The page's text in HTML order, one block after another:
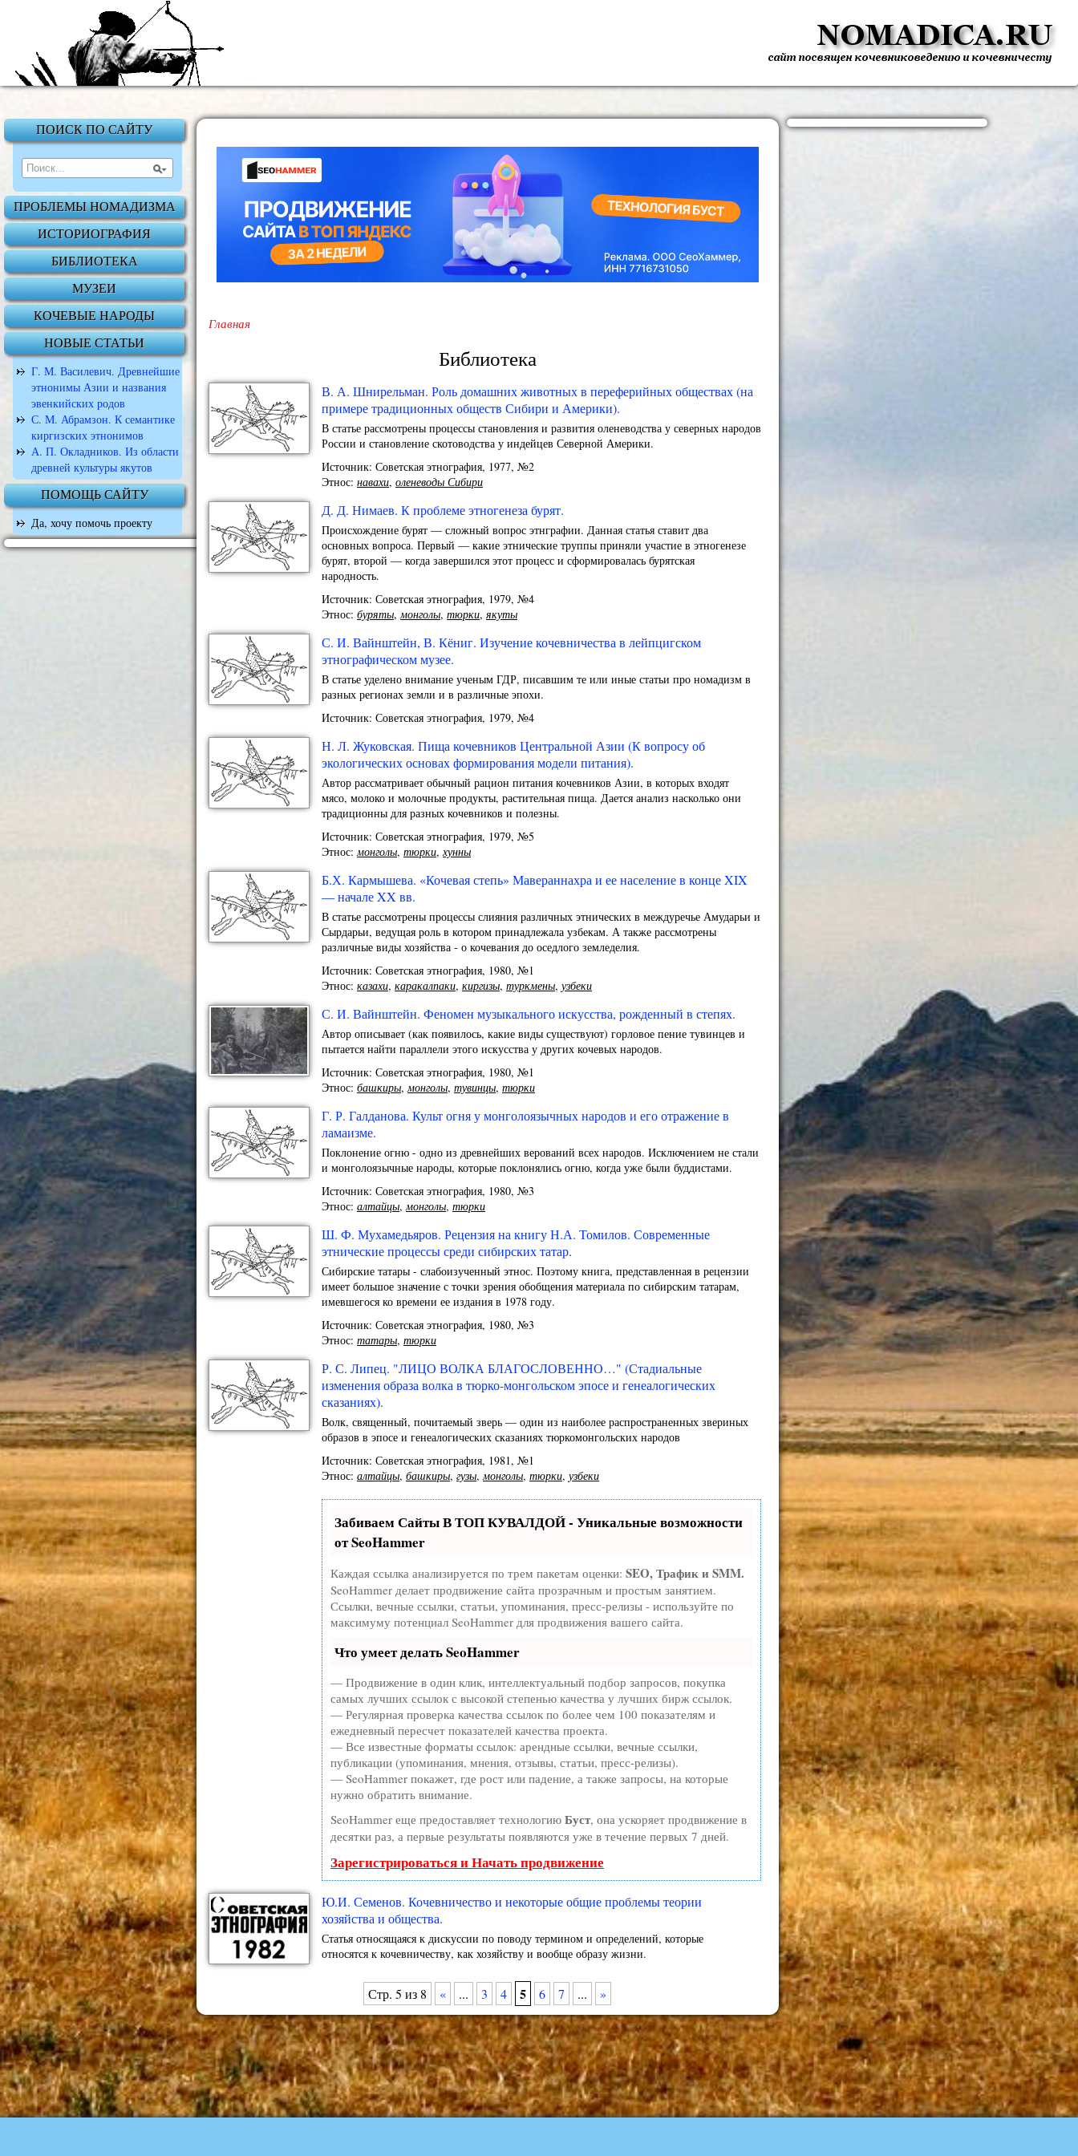
ПОИСК ПО САЙТУ
ПРОБЛЕМЫ НОМАДИЗМА
ИСТОРИОГРАФИЯ
БИБЛИОТЕКА
МУЗЕИ
КОЧЕВЫЕ НАРОДЫ
НОВЫЕ СТАТЬИ
Г. М. Василевич. Древнейшие
этнонимы Азии и названия
эвенкийских родов
С. М. Абрамзон. К семантике
киргизских этнонимов
А. П. Окладников. Из области
древней культуры якутов
ПОМОЩЬ САЙТУ
Да, хочу помочь проекту
Главная
Библиотека
В. А. Шнирельман. Роль домашних животных в переферийных обществах (на
примере традиционных обществ Сибири и Америки).
В статье рассмотрены процессы становления и развития оленеводства у северных народов
России и становление скотоводства у индейцев Северной Америки.
Источник: Советская этнография, 1977, №2
Этнос: навахи, оленеводы Сибири
Д. Д. Нимаев. К проблеме этногенеза бурят.
Происхождение бурят — сложный вопрос этнграфии. Данная статья ставит два
основных вопроса. Первый — какие этнические труппы приняли участие в этногенезе
бурят, второй — когда завершился этот процесс и сформировалась бурятская
народность.
Источник: Советская этнография, 1979, №4
Этнос: буряты,монголы, тюрки,якуты
С. И. Вайнштейн, В. Кёниг. Изучение кочевничества в лейпцигском
этнографическом музее.
В статье уделено внимание ученым ГДР, писавшим те или иные статьи про номадизм в
разных регионах земли и в различные эпохи.
Источник: Советская этнография, 1979, №4
Н. Л. Жуковская. Пища кочевников Центральной Азии (К вопросу об
экологических основах формирования модели питания).
Автор рассматривает обычный рацион питания кочевников Азии, в которых входят
мясо, молоко и молочные продукты, растительная пища. Дается анализ насколько они
традиционны для разных кочевников и полезны.
Источник: Советская этнография, 1979, №5
Этнос:монголы, тюрки, хунны
Б.Х. Кармышева. «Кочевая степь» Мавераннахра и ее население в конце XIX
— начале XX вв.
В статье рассмотрены процессы слияния различных этнических в междуречье Амударьи и
Сырдарьи, ведущая роль в котором принадлежала узбекам. А также рассмотрены
различные виды хозяйства - о кочевания до оседлого земледелия.
Источник: Советская этнография, 1980, №1
Этнос: казахи, каракалпаки, киргизы, туркмены, узбеки
С. И. Вайнштейн. Феномен музыкального искусства, рожденный в степях.
Автор описывает (как появилось, какие виды существуют) горловое пение тувинцев и
пытается найти параллели этого искусства у других кочевых народов.
Источник: Советская этнография, 1980, №1
Этнос: башкиры,монголы, тувинцы, тюрки
Г. Р. Галданова. Культ огня у монголоязычных народов и его отражение в
ламаизме.
Поклонение огню - одно из древнейших верований всех народов. Исключением не стали
и монголоязычные народы, которые поклонялись огню, когда уже были буддистами.
Источник: Советская этнография, 1980, №3
Этнос: алтайцы,монголы, тюрки
Ш. Ф. Мухамедьяров. Рецензия на книгу Н.А. Томилов. Современные
этнические процессы среди сибирских татар.
Сибирские татары - слабоизученный этнос. Поэтому книга, представленная в рецензии
имеет большое значение с точки зрения обобщения материала по сибирским татарам,
имевшегося ко времени ее издания в 1978 году.
Источник: Советская этнография, 1980, №3
Этнос: татары, тюрки
Р. С. Липец. "ЛИЦО ВОЛКА БЛАГОСЛОВЕННО…" (Стадиальные
изменения образа волка в тюрко-монгольском эпосе и генеалогических
сказаниях).
Волк, священный, почитаемый зверь — один из наиболее распространенных звериных
образов в эпосе и генеалогических сказаниях тюрко­монгольских народов
Источник: Советская этнография, 1981, №1
Этнос: алтайцы, башкиры, гузы,монголы, тюрки, узбеки
Забиваем Сайты В ТОП КУВАЛДОЙ - Уникальные возможности
от SeoHammer
Каждая ссылка анализируется по трем пакетам оценки: SEO, Трафик и SMM.
SeoHammer делает продвижение сайта прозрачным и простым занятием.
Ссылки, вечные ссылки, статьи, упоминания, пресс-релизы - используйте по
максимуму потенциал SeoHammer для продвижения вашего сайта.
Что умеет делать SeoHammer
— Продвижение в один клик, интеллектуальный подбор запросов, покупка
самых лучших ссылок с высокой степенью качества у лучших бирж ссылок.
— Регулярная проверка качества ссылок по более чем 100 показателям и
ежедневный пересчет показателей качества проекта.
— Все известные форматы ссылок: арендные ссылки, вечные ссылки,
публикации (упоминания, мнения, отзывы, статьи, пресс-релизы).
— SeoHammer покажет, где рост или падение, а также запросы, на которые
нужно обратить внимание.
SeoHammer еще предоставляет технологию Буст, она ускоряет продвижение в
десятки раз, а первые результаты появляются уже в течение первых 7 дней.
Зарегистрироваться и Начать продвижение
Ю.И. Семенов. Кочевничество и некоторые общие проблемы теории
хозяйства и общества.
Статья относящаяся к дискуссии по поводу термином и определений, которые
относятся к кочевничеству, как хозяйству и вообще образу жизни.
Стр. 5 из 8 « ... 3 4 5 6 7 ... »